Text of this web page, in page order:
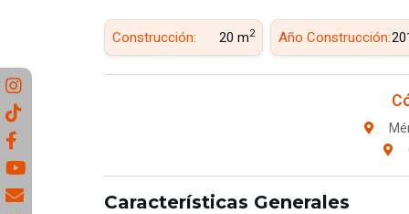
Construcción: 20 m2 Año Construcción:
Características Generales